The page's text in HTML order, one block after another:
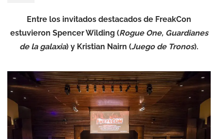
Entre los invitados destacados de FreakCon
estuvieron Spencer Wilding (Rogue One, Guardianes
de la galaxia) y Kristian Nairn (Juego de Tronos).